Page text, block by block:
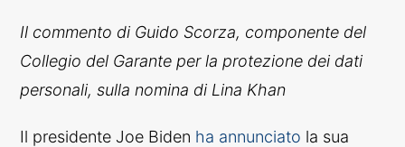
Il commento di Guido Scorza, componente del
Collegio del Garante per la protezione dei dati
personali, sulla nomina di Lina Khan
Il presidente Joe Biden ha annunciato la sua